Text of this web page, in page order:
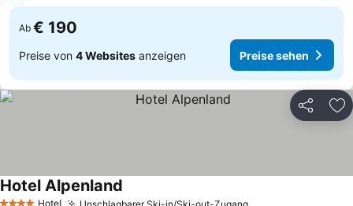
Ab € 190
Preise von 4 Websites anzeigen Preise sehen
Teilen
Hotel Unschlagbarer Ski-in/Ski-out-Zugang
Hotel Alpenland